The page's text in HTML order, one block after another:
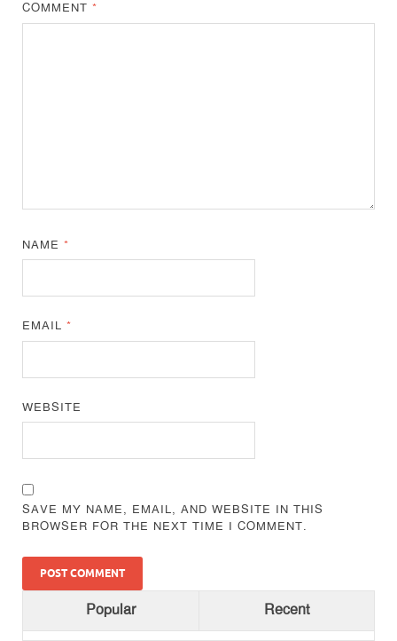
COMMENT*
NAME*
EMAIL*
WEBSITE
SAVE MY NAME, EMAIL, AND WEBSITE IN THIS
BROWSER FOR THE NEXT TIME I COMMENT.
Popular Recent